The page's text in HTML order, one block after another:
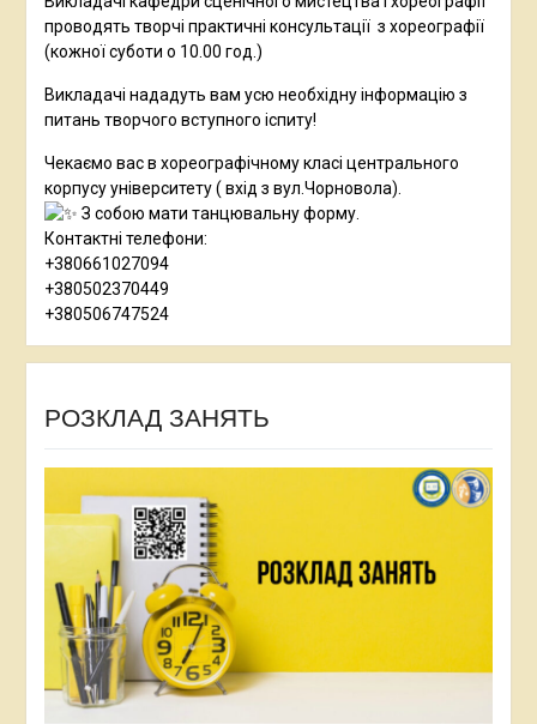
проводять творчі практичні консультації з хореографії
(кожної суботи о 10.00 год.)
Викладачі нададуть вам усю необхідну інформацію з
питань творчого вступного іспиту!
Чекаємо вас в хореографічному класі центрального
корпусу університету ( вхід з вул.Чорновола).
З собою мати танцювальну форму.
Контактні телефони:
+380661027094
+380502370449
+380506747524
РОЗКЛАД ЗАНЯТЬ